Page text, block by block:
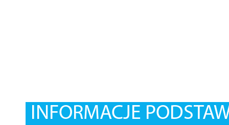
INFORMACJE